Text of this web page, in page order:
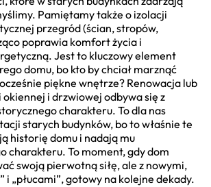
Pamiętamy także o izolacji
przegród (ścian, stropów,
poprawia komfort życia i
Jest to kluczowy element
domu, bo kto by chciał marznąć
piękne wnętrze? Renowacja lub
i drzwiowej odbywa się z
charakteru. To dla nas
starych budynków, bo to właśnie te
historię domu i nadają mu
charakteru. To moment, gdy dom
swoją pierwotną siłę, ale z nowymi,
i „płucami”, gotowy na kolejne dekady.